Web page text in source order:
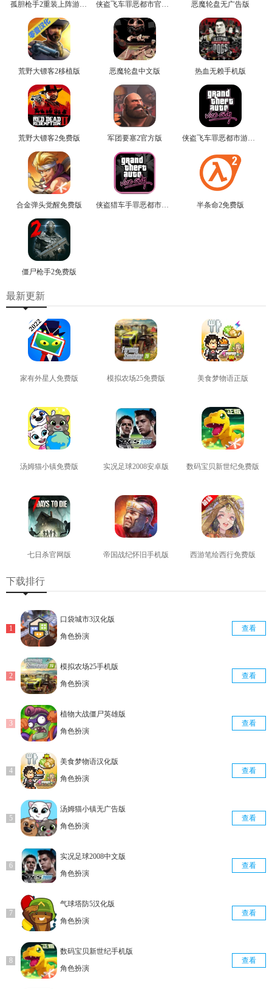
孤胆枪手2重装上阵游戏无广告版 侠盗飞车罪恶都市官方版 恶魔轮盘无广告版
荒野大镖客2移植版 恶魔轮盘中文版 热血无赖手机版
荒野大镖客2免费版 军团要塞2官方版 侠盗飞车罪恶都市游戏最新版
合金弹头觉醒免费版 侠盗猎车手罪恶都市免费版 半条命2免费版
僵尸枪手2免费版
最新更新
家有外星人免费版 模拟农场25免费版 美食梦物语正版
汤姆猫小镇免费版 实况足球2008安卓版 数码宝贝新世纪免费版
七日杀官网版 帝国战纪怀旧手机版 西游笔绘西行免费版
下载排行
口袋城市3汉化版
角色扮演
查看
模拟农场25手机版
角色扮演
查看
植物大战僵尸英雄版
角色扮演
查看
美食梦物语汉化版
角色扮演
查看
汤姆猫小镇无广告版
角色扮演
查看
实况足球2008中文版
角色扮演
查看
气球塔防5汉化版
角色扮演
查看
数码宝贝新世纪手机版
角色扮演
查看